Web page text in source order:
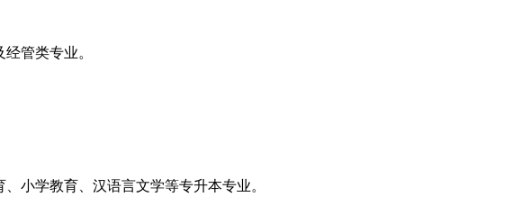
管类专业。
学教育、汉语言文学等专升本专业。